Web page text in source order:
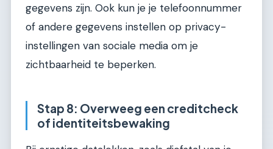
gegevens zijn. Ook kun je je telefoonnummer
of andere gegevens instellen op privacy-
instellingen van sociale media om je
zichtbaarheid te beperken.
Stap 8: Overweeg een creditcheck
of identiteitsbewaking